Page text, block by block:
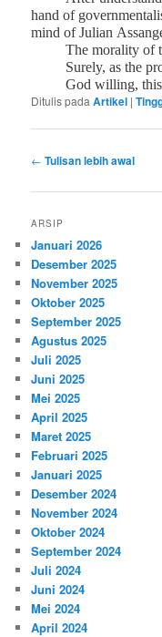
hand of
mind of Julian
The morality of
Surely, as the
God willing, this
Ditulis pada Artikel |
Navigasi
← Tulisan lebih awal
ARSIP
Januari 2026
Desember 2025
November 2025
Oktober 2025
September 2025
Agustus 2025
Juli 2025
Juni 2025
Mei 2025
April 2025
Maret 2025
Februari 2025
Januari 2025
Desember 2024
November 2024
Oktober 2024
September 2024
Juli 2024
Juni 2024
Mei 2024
April 2024